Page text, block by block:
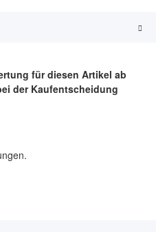
für diesen Artikel ab
der Kaufentscheidung